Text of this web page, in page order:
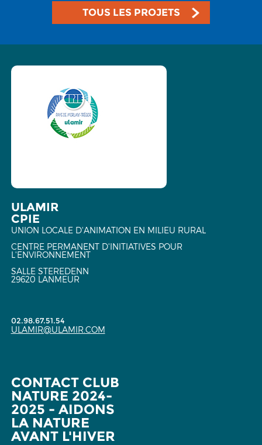
TOUS LES PROJETS
ULAMIR
CPIE
UNION LOCALE D'ANIMATION EN MILIEU RURAL
CENTRE PERMANENT D'INITIATIVES POUR
L'ENVIRONNEMENT
SALLE STEREDENN
29620 LANMEUR
02.98.67.51.54
ULAMIR@ULAMIR.COM
CONTACT CLUB
NATURE 2024-
2025 - AIDONS
LA NATURE
AVANT L'HIVER